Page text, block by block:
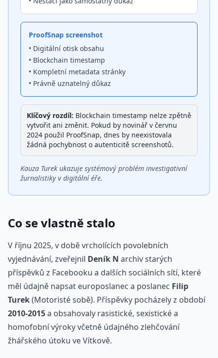
ProofSnap screenshot
• Digitální otisk obsahu
• Blockchain timestamp
• Kompletní metadata stránky
• Právně uznatelný důkaz
Klíčový rozdíl: Blockchain timestamp nelze zpětně
vytvořit ani změnit. Pokud by novinář v červnu
2024 použil ProofSnap, dnes by neexistovala
žádná pochybnost o autenticitě screenshotů.
Kauza Turek ukazuje systémový problém investigativní
žurnalistiky v digitální éře.
Co se vlastně stalo
V říjnu 2025, v době vrcholících povolebních
vyjednávání, zveřejnil Deník N archiv starých
příspěvků z Facebooku a dalších sociálních sítí, které
měl údajně napsat europoslanec a poslanec Filip
Turek(Motoristé sobě). Příspěvky pocházely z období
2010-2015a obsahovaly rasistické, sexistické a
homofobní výroky včetně údajného zlehčování
žhářského útoku ve Vítkově.